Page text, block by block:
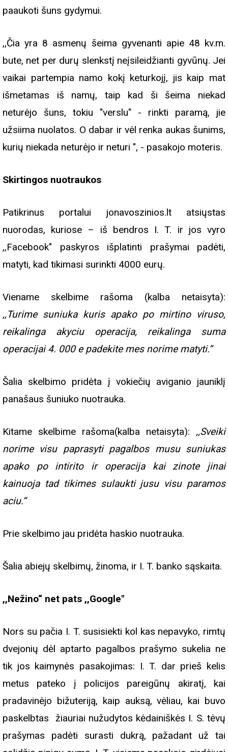
paaukoti šuns gydymui.
,,Čia yra 8 asmenų šeima gyvenanti apie 48 kv.m.
bute, net per durų slenkstį neįsileidžianti gyvūnų. Jei
vaikai partempia namo kokį keturkojį, jis kaip mat
išmetamas iš namų, taip kad ši šeima niekad
neturėjo šuns, tokiu "verslu" - rinkti paramą, jie
užsiima nuolatos. O dabar ir vėl renka aukas šunims,
kurių niekada neturėjo ir neturi ", - pasakojo moteris.
Skirtingos nuotraukos
Patikrinus portalui jonavoszinios.lt atsiųstas
nuorodas, kuriose – iš bendros I. T. ir jos vyro
,,Facebook" paskyros išplatinti prašymai padėti,
matyti, kad tikimasi surinkti 4000 eurų.
Viename skelbime rašoma (kalba netaisyta):
,,Turime suniuka kuris apako po mirtino viruso,
reikalinga akyciu operacija, reikalinga suma
operacijai 4. 000 e padekite mes norime matyti.“
Šalia skelbimo pridėta į vokiečių aviganio jauniklį
panašaus šuniuko nuotrauka.
Kitame skelbime rašoma(kalba netaisyta): ,,Sveiki
norime visu paprasyti pagalbos musu suniukas
apako po intirito ir operacija kai zinote jinai
kainuoja tad tikimes sulaukti jusu visu paramos
aciu.“
Prie skelbimo jau pridėta haskio nuotrauka.
Šalia abiejų skelbimų, žinoma, ir I. T. banko sąskaita.
,,Nežino“ net pats ,,Google"
Nors su pačia I. T. susisiekti kol kas nepavyko, rimtų
dvejonių dėl aptarto pagalbos prašymo sukelia ne
tik jos kaimynės pasakojimas: I. T. dar prieš kelis
metus pateko į policijos pareigūnų akiratį, kai
pradavinėjo bižuteriją, kaip auksą, vėliau, kai buvo
paskelbtas žiauriai nužudytos kėdainiškės I. S. tėvų
prašymas padėti surasti dukrą, pažadant už tai